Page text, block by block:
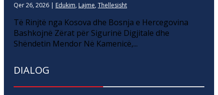
Qer 26, 2026 | Edukim, Lajme, Thellesisht
Të Rinjtë nga Kosova dhe Bosnja e Hercegovina
Bashkojnë Zërat për Sigurinë Digjitale dhe
Shëndetin Mendor Në Kamenicë,...
DIALOG